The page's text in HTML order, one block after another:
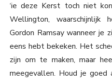
‘ie deze Kerst toch niet
Wellington, waarschijnlijk
Gordon Ramsay wanneer je
eens hebt bekeken. Het
zijn om te maken, maar
meegevallen. Houd je